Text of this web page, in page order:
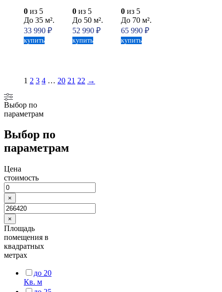
0 из 5
До 35 м².
33 990 ₽
купить
0 из 5
До 50 м².
52 990₽
купить
0 из 5
До 70 м².
65 990₽
купить
1 2 3 4 … 20 21 22 →
Выбор по
параметрам
Выбор по
параметрам
Цена
стоимость
×
×
Площадь
помещения в
квадратных
метрах
до 20
Кв. м